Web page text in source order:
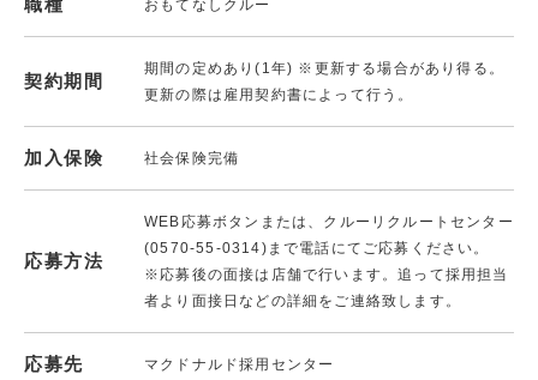
職種 おもてなしクルー
契約期間
期間の定めあり(1年) ※更新する場合があり得る。
更新の際は雇用契約書によって行う。
加入保険 社会保険完備
応募方法
WEB応募ボタンまたは、クルーリクルートセンター
(0570-55-0314)まで電話にてご応募ください。
※応募後の面接は店舗で行います。追って採用担当
者より面接日などの詳細をご連絡致します。
応募先 マクドナルド採用センター